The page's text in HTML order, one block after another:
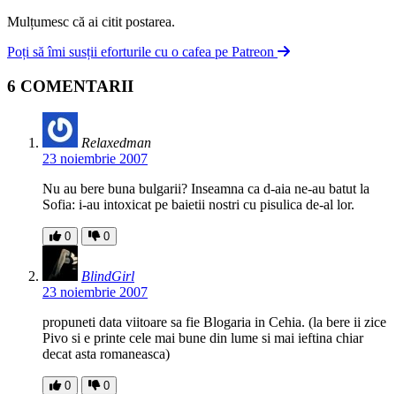
Mulțumesc că ai citit postarea.
Poți să îmi susții eforturile cu o cafea pe Patreon
6 COMENTARII
Relaxedman
23 noiembrie 2007
Nu au bere buna bulgarii? Inseamna ca d-aia ne-au batut la
Sofia: i-au intoxicat pe baietii nostri cu pisulica de-al lor.
0 0
BlindGirl
23 noiembrie 2007
propuneti data viitoare sa fie Blogaria in Cehia. (la bere ii zice
Pivo si e printe cele mai bune din lume si mai ieftina chiar
decat asta romaneasca)
0 0